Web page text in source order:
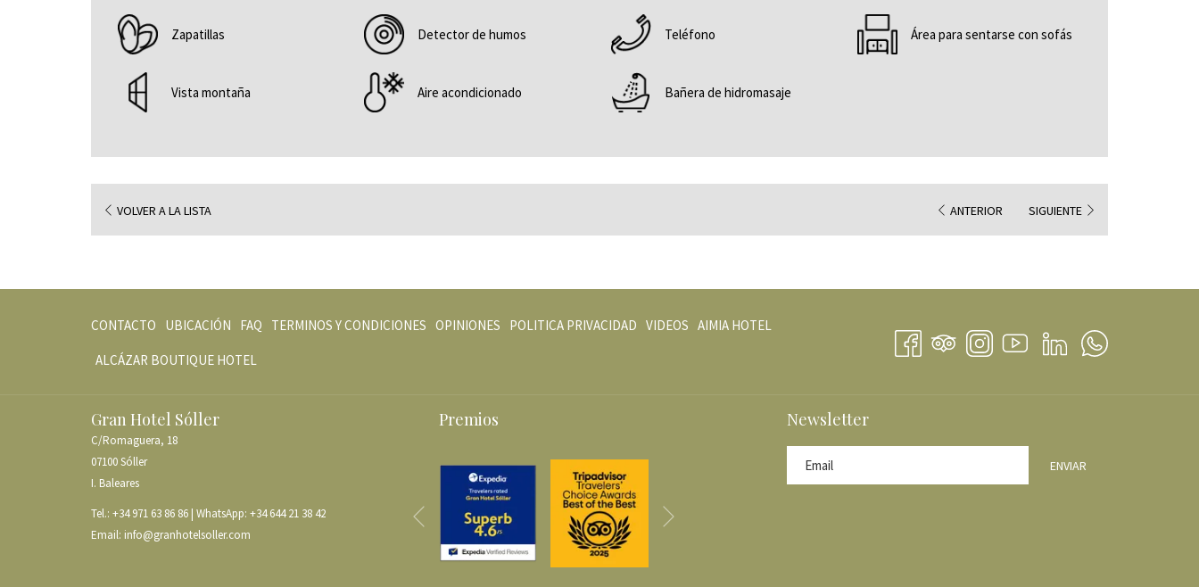
Zapatillas Detector de humos Teléfono Área para sentarse con sofás
Vista montaña Aire acondicionado Bañera de hidromasaje
VOLVER A LA LISTA ANTERIOR SIGUIENTE
CONTACTO UBICACIÓN FAQ TERMINOS Y CONDICIONES OPINIONES POLITICA PRIVACIDAD VIDEOS ABRE
AIMIA HOTEL
PESTAÑA
ALCÁZAR BOUTIQUE HOTEL
Gran Hotel Sóller
C/Romaguera, 18
07100 Sóller
I. Baleares
Tel.: +34 971 63 86 86 | WhatsApp: +34 644 21 38 42
Email: info@granhotelsoller.com
Premios
Anterior
Newsletter
ENVIAR